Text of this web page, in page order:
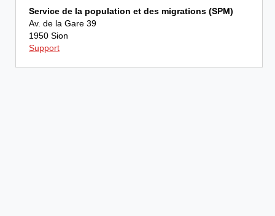
Service de la population et des migrations (SPM)
Av. de la Gare 39
1950 Sion
Support